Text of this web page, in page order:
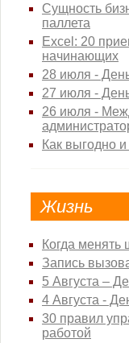
Сущность
паллета
Excel: 20
начинающих
28 июля -
27 июля -
26 июля -
Как выгодно
Жизнь
Когда менять
Запись
5 Августа –
4 Августа -
30 правил
работой